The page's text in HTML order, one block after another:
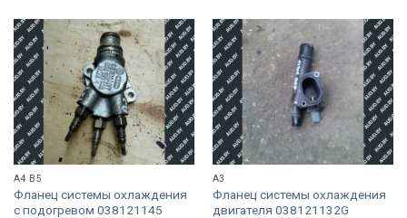
A4 B5
Фланец системы охлаждения
с подогревом 038121145
A3
Фланец системы охлаждения
двигателя 038121132G